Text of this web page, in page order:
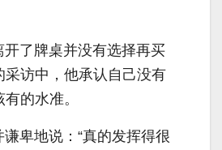
开了牌桌并没有选择再买
采访中，他承认自己没有
的水准。
卑地说：“真的发挥得很